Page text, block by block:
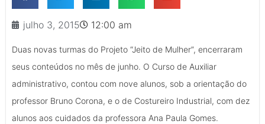
julho 3, 2015 12:00 am
Duas novas turmas do Projeto “Jeito de Mulher”, encerraram
seus conteúdos no mês de junho. O Curso de Auxiliar
administrativo, contou com nove alunos, sob a orientação do
professor Bruno Corona, e o de Costureiro Industrial, com dez
alunos aos cuidados da professora Ana Paula Gomes.